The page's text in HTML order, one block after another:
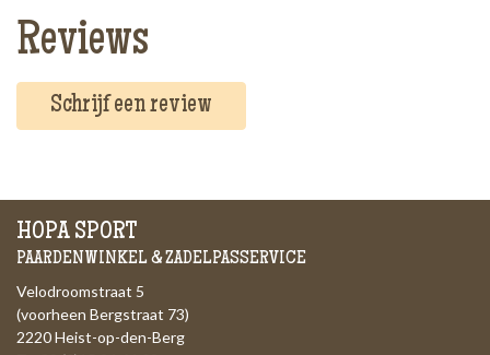
Reviews
Schrijf een review
HOPA SPORT
PAARDENWINKEL & ZADELPASSERVICE
Velodroomstraat 5
(voorheen Bergstraat 73)
2220 Heist-op-den-Berg